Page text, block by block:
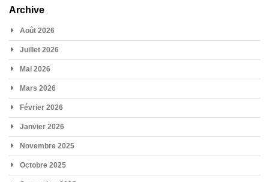
Archive
Août 2026
Juillet 2026
Mai 2026
Mars 2026
Février 2026
Janvier 2026
Novembre 2025
Octobre 2025